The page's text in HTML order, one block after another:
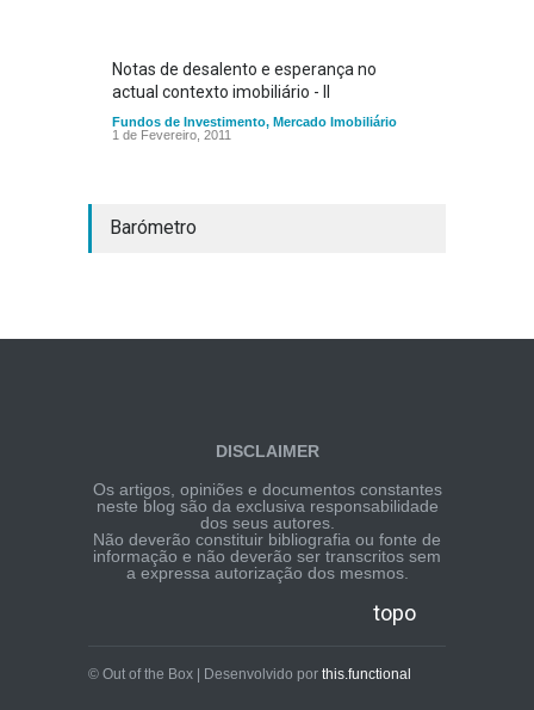
Notas de desalento e esperança no
actual contexto imobiliário - II
Fundos de Investimento, Mercado Imobiliário
1 de Fevereiro, 2011
Barómetro
DISCLAIMER
Os artigos, opiniões e documentos constantes
neste blog são da exclusiva responsabilidade
dos seus autores.
Não deverão constituir bibliografia ou fonte de
informação e não deverão ser transcritos sem
a expressa autorização dos mesmos.
topo
© Out of the Box | Desenvolvido por this.functional